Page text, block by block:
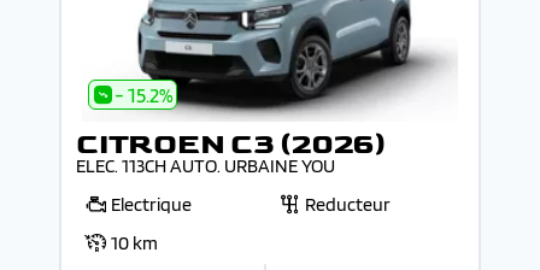
- 15.2%
CITROEN C3 (2026)
ELEC. 113CH AUTO. URBAINE YOU
Electrique
Reducteur
10 km